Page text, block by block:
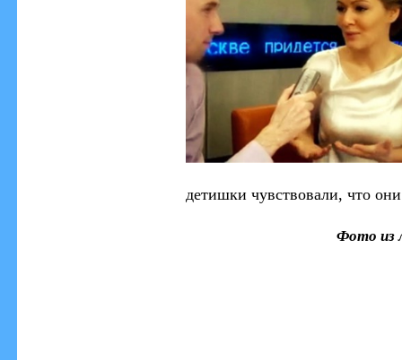
детишки чувствовали, что
Фото из